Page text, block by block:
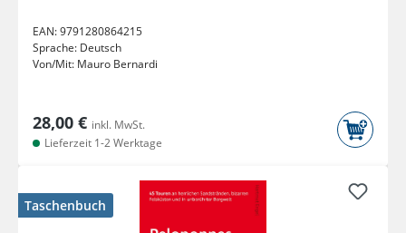
EAN:9791280864215
Sprache: Deutsch
Von/Mit: Mauro Bernardi
28,00 € inkl. MwSt.
Lieferzeit 1-2 Werktage
Taschenbuch